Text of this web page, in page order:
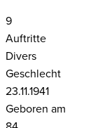
9
Auftritte
Divers
Geschlecht
23.11.1941
Geboren am